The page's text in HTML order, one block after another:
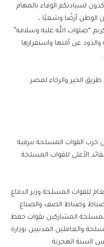
لسيادتكم الوفاء بالمهام
الوطن أرضًا وشعبًا ،
“صلوات الله عليه وسلامه”
عن أمنها واستقرارها
الخير والرخاء لمصر
حرب القوات المسلحة ببرقية
الأعلى للقوات المسلحة
للقوات المسلحة وزير الدفاع
والضباط وضباط الصف والصناع
المسلحة المشاركين بقوات حفظ
والعاملين المدنيين بوزارة
السنة الهجرية .